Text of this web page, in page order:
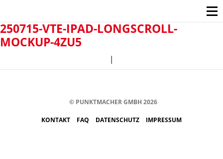
250715-VTE-IPAD-LONGSCROLL-
MOCKUP-4ZU5
|
© PUNKTMACHER GMBH 2026
KONTAKT FAQ DATENSCHUTZ IMPRESSUM